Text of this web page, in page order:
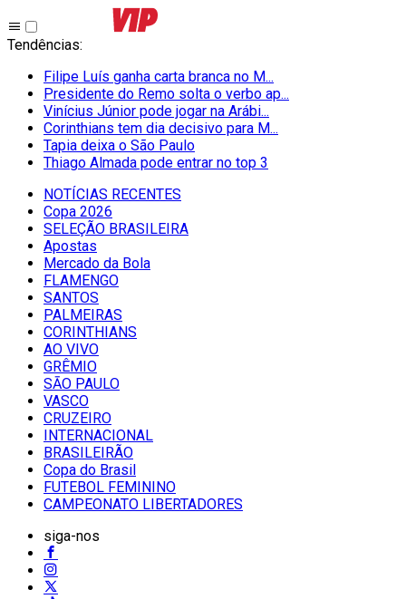
Tendências:
Filipe Luís ganha carta branca no M...
Presidente do Remo solta o verbo ap...
Vinícius Júnior pode jogar na Arábi...
Corinthians tem dia decisivo para M...
Tapia deixa o São Paulo
Thiago Almada pode entrar no top 3
NOTÍCIAS RECENTES
Copa 2026
SELEÇÃO BRASILEIRA
Apostas
Mercado da Bola
FLAMENGO
SANTOS
PALMEIRAS
CORINTHIANS
AO VIVO
GRÊMIO
SĀO PAULO
VASCO
CRUZEIRO
INTERNACIONAL
BRASILEIRÃO
Copa do Brasil
FUTEBOL FEMININO
CAMPEONATO LIBERTADORES
siga-nos